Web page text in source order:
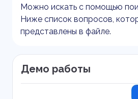
Можно искать с помощью
Ниже список вопросов,
представлены в файле.
Демо работы